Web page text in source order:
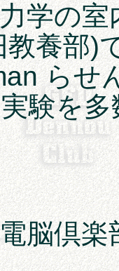
学の
教養部)
らせ
験を
脳倶